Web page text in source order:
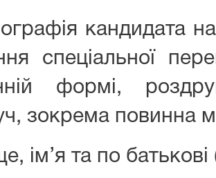
кандидата
спеціальної
формі,
зокрема повинна
ім’я та по батькові